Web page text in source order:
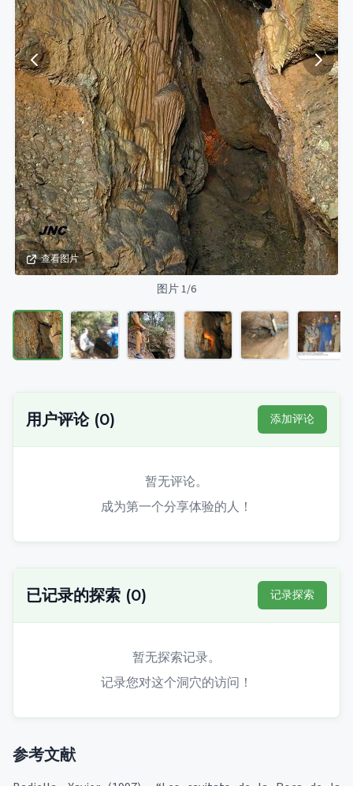
查看图片
图片 1/6
用户评论(0) 添加评论
暂无评论。
成为第一个分享体验的人！
已记录的探索 (0) 记录探索
暂无探索记录。
记录您对这个洞穴的访问！
参考文献